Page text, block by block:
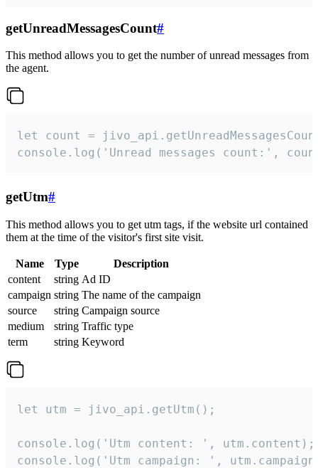
getUnreadMessagesCount#
This method allows you to get the number of unread messages from
the agent.
let count =
console.log('Unread messages count:',
getUtm#
This method allows you to get utm tags, if the website url contained
them at the time of the visitor's first site visit.
Name Type
Description
content
string Ad ID
campaign string The name of the campaign
source
string Campaign source
medium
string Traffic type
term
string Keyword
let utm = jivo_api.getUtm();
console.log('Utm content: ', utm.content);
console.log('Utm campaign: ',